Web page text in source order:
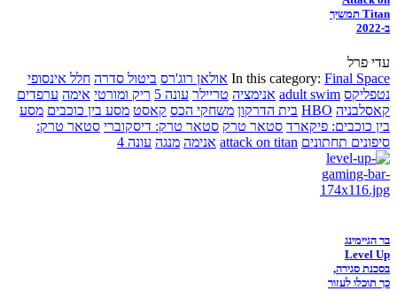
Titan תמשיך
ב-2022
עדי פרל
In this category: Final Space אולאן רוג'רס ביטול סדרה חלל אינסופי
נטפליקס adult swim אנימציה טריילר עונה 5 ריק ומורטי אימה ערפדים
קאסלבניה HBO בית הדרקון משחקי הכס קאסט מסע בין כוכבים מסע
בין כוכבים: פיקארד סטאר טרק סטאר טרק: דיסקוברי סטאר טרק:
סיפונים תחתונים attack on titan אנימה מנגה עונה 4
בר הגיימינג
Level Up
בסכנת סגירה,
כך תוכלו לעזור